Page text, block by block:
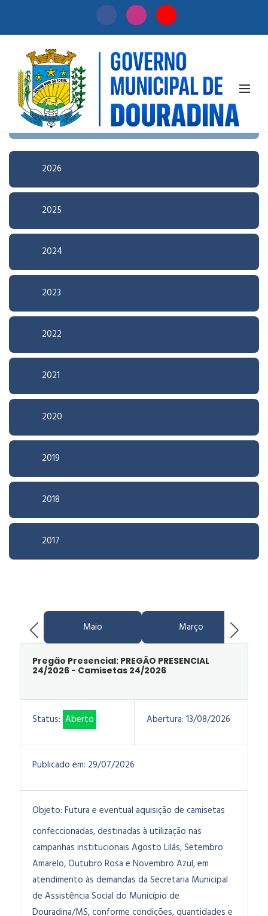
Início / Licitação
Pesquisa Avançada
2026
2025
2024
2023
2022
2021
2020
2019
2018
2017
Maio Março
Pregão Presencial: PREGÃO PRESENCIAL
24/2026 - Camisetas 24/2026
Status: Aberto Abertura: 13/08/2026
Publicado em: 29/07/2026
Objeto: Futura e eventual aquisição de camisetas
confeccionadas, destinadas à utilização nas
campanhas institucionais Agosto Lilás, Setembro
Amarelo, Outubro Rosa e Novembro Azul, em
atendimento às demandas da Secretaria Municipal
de Assistência Social do Município de
Douradina/MS, conforme condições, quantidades e